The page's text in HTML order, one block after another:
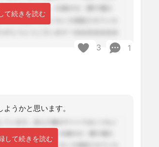
て続きを読む
3 1
うかと思います。
して続きを読む